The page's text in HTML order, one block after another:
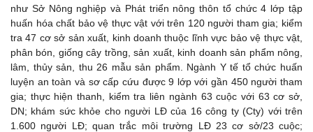
như Sở Nông nghiệp và Phát triển nông thôn tổ chức 4 lớp tập
huấn hóa chất bảo vệ thực vật với trên 120 người tham gia; kiểm
tra 47 cơ sở sản xuất, kinh doanh thuộc lĩnh vực bảo vệ thực vật,
phân bón, giống cây trồng, sản xuất, kinh doanh sản phẩm nông,
lâm, thủy sản, thu 26 mẫu sản phẩm. Ngành Y tế tổ chức huấn
luyện an toàn và sơ cấp cứu được 9 lớp với gần 450 người tham
gia; thực hiện thanh, kiểm tra liên ngành 63 cuộc với 63 cơ sở,
DN; khám sức khỏe cho người LĐ của 16 công ty (Cty) với trên
1.600 người LĐ; quan trắc môi trường LĐ 23 cơ sở/23 cuộc;